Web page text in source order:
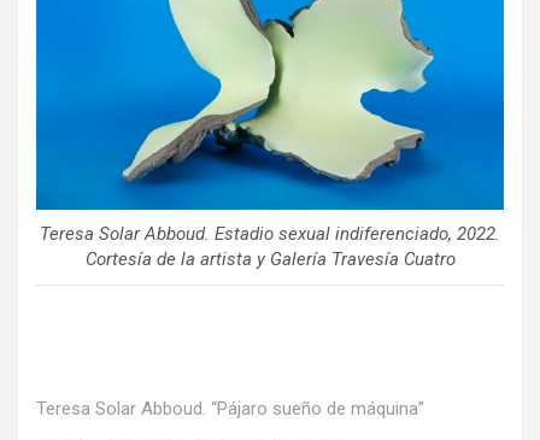
Teresa Solar Abboud. Estadio sexual indiferenciado, 2022.
Cortesía de la artista y Galería Travesía Cuatro
Teresa Solar Abboud. “Pájaro sueño de máquina”